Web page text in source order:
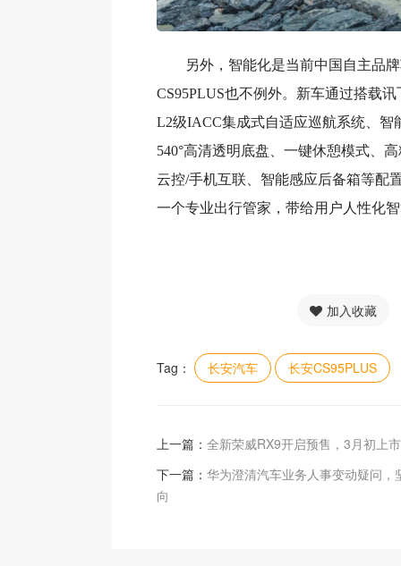
另外，智能化是当前中国自主品
CS95PLUS也不例外。新车通过搭载
L2级IACC集成式自适应巡航系统、智
540°高清透明底盘、一键休憩模式、
云控/手机互联、智能感应后备箱等配
一个专业出行管家，带给用户人性化
加入收藏
Tag： 长安汽车 长安CS95PLUS
上一篇： 全新荣威RX9开启预售，3月初上市
下一篇： 华为澄清汽车业务人事变动疑问，
向